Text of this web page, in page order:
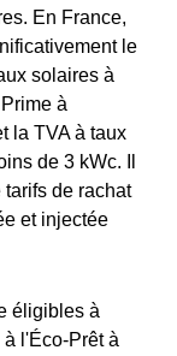
En France,
le
solaires à
à
la TVA à taux
de 3 kWc. Il
de rachat
et injectée
éligibles à
l'Éco-Prêt à